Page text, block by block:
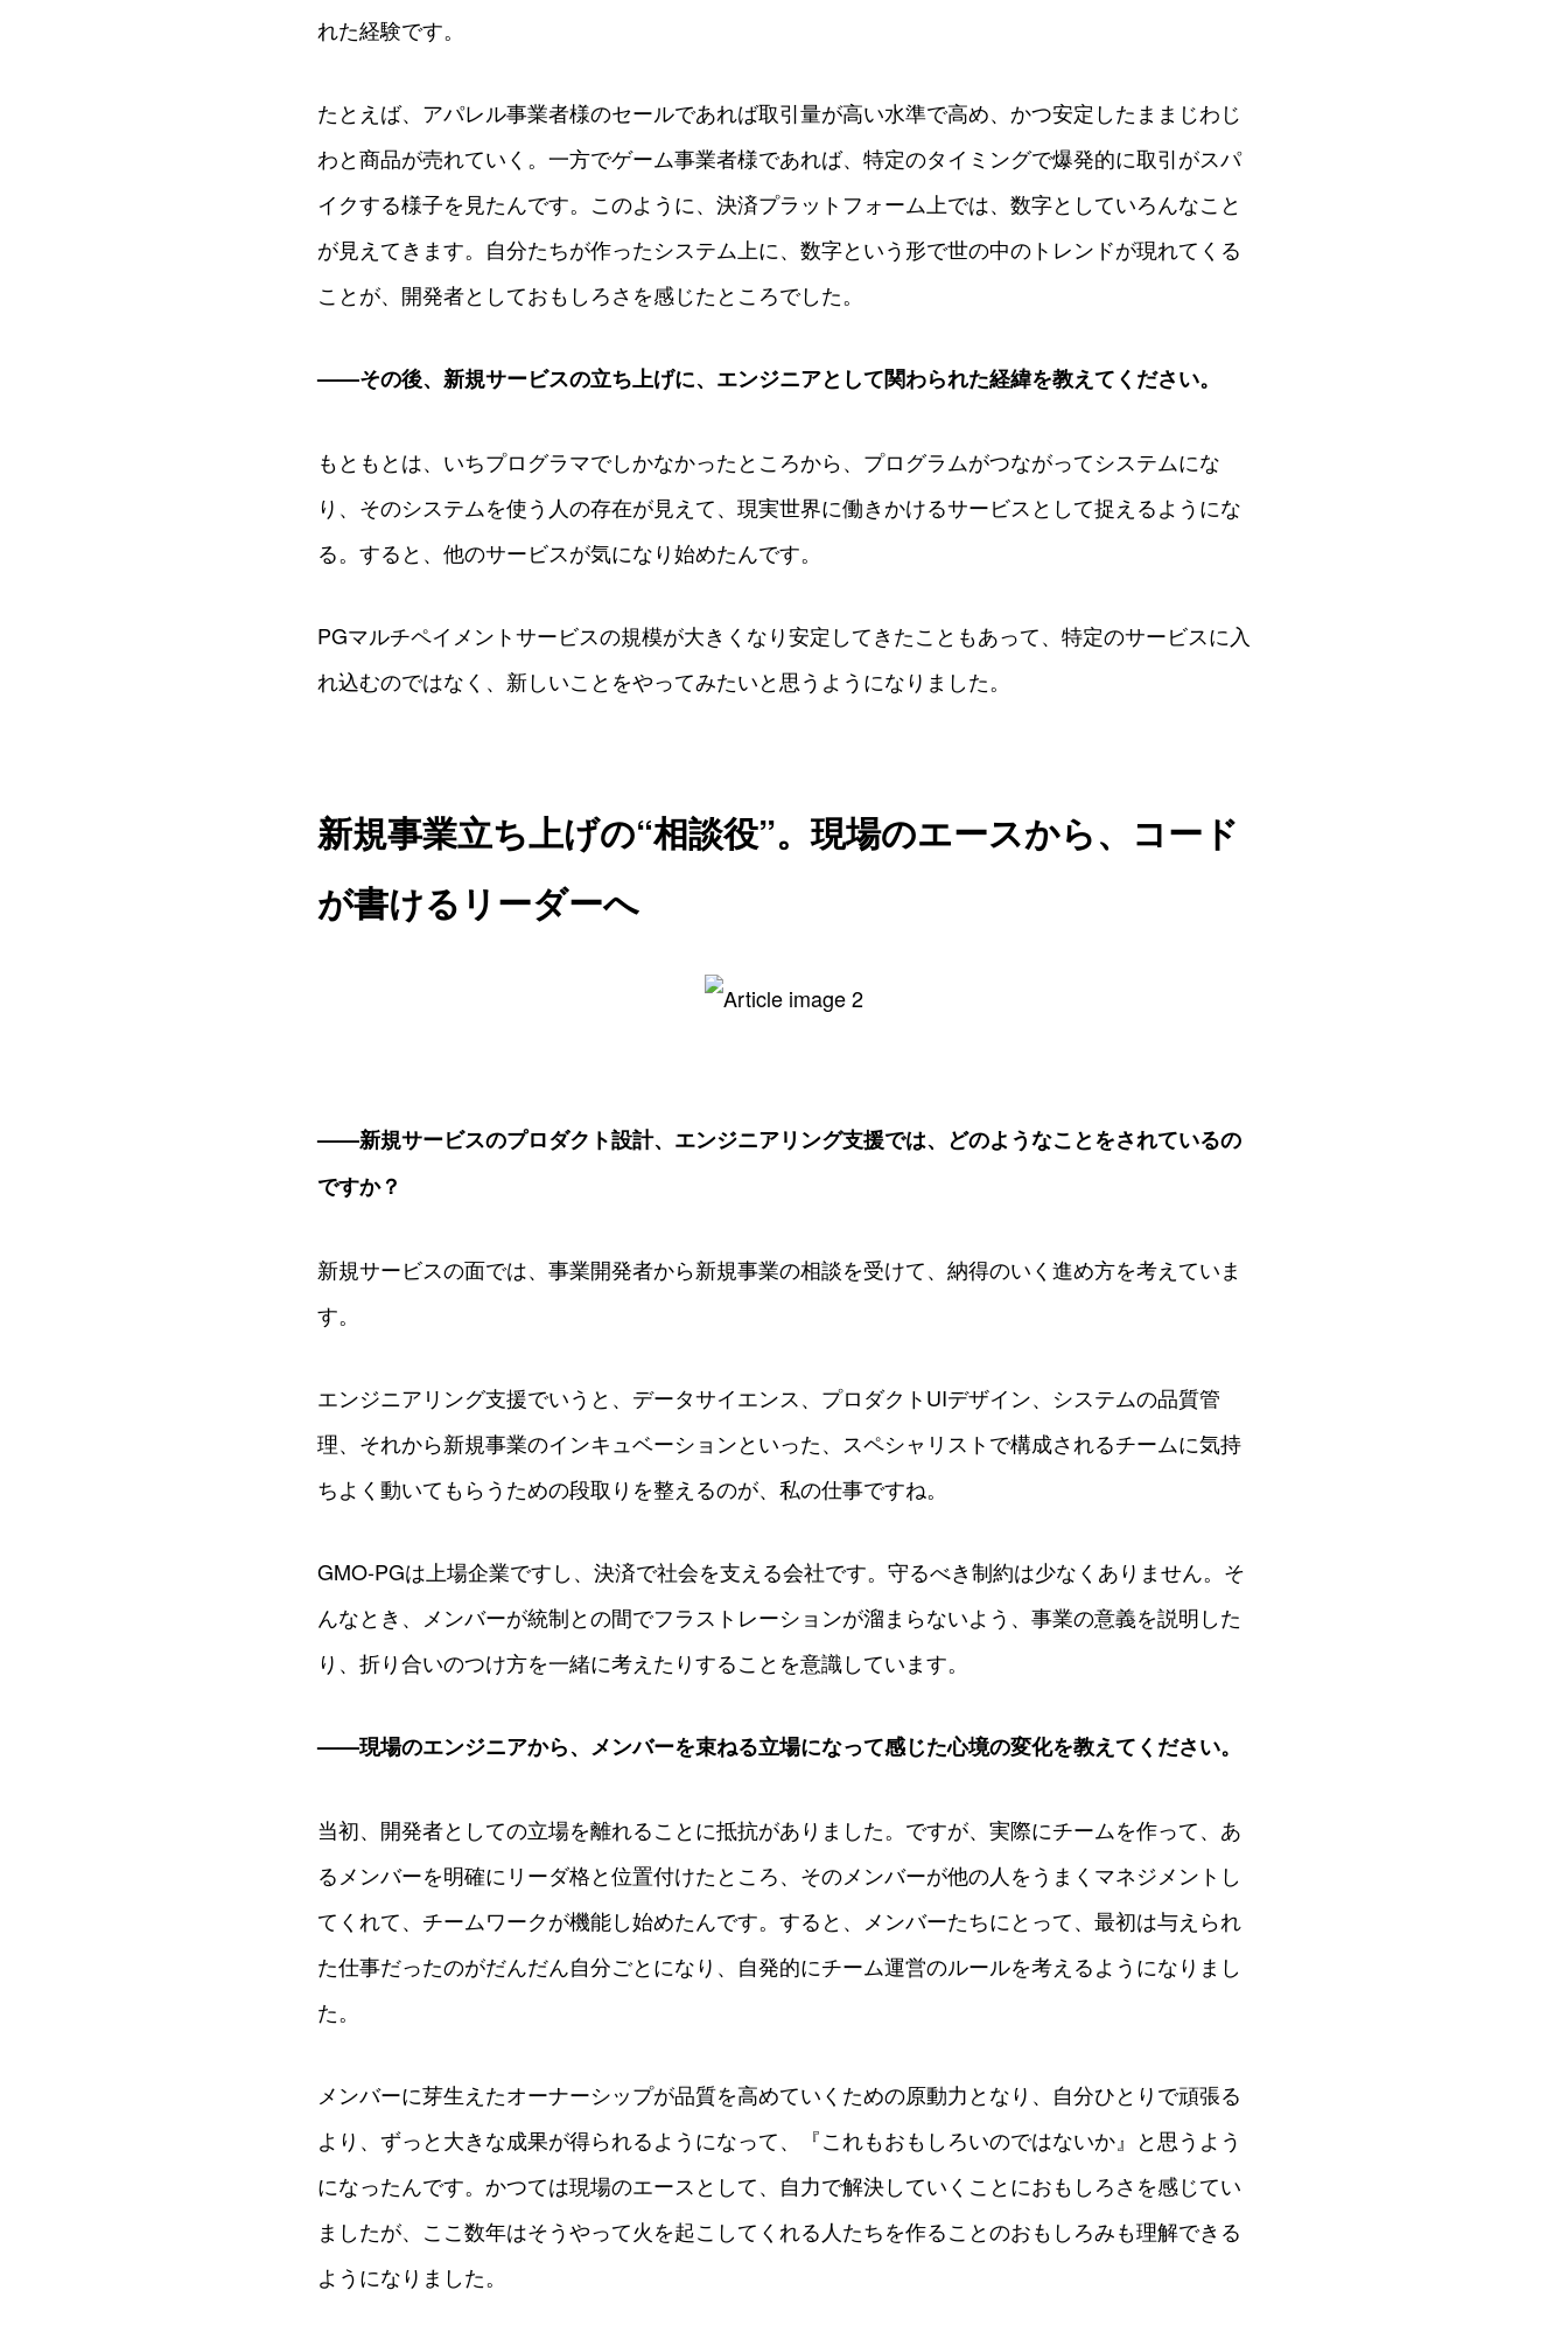
れた経験です。
たとえば、アパレル事業者様のセールであれば取引量が高い水準で高め、かつ安定したままじわじ
わと商品が売れていく。一方でゲーム事業者様であれば、特定のタイミングで爆発的に取引がスパ
イクする様子を見たんです。このように、決済プラットフォーム上では、数字としていろんなこと
が見えてきます。自分たちが作ったシステム上に、数字という形で世の中のトレンドが現れてくる
ことが、開発者としておもしろさを感じたところでした。
——その後、新規サービスの立ち上げに、エンジニアとして関わられた経緯を教えてください。
もともとは、いちプログラマでしかなかったところから、プログラムがつながってシステムにな
り、そのシステムを使う人の存在が見えて、現実世界に働きかけるサービスとして捉えるようにな
る。すると、他のサービスが気になり始めたんです。
PGマルチペイメントサービスの規模が大きくなり安定してきたこともあって、特定のサービスに入
れ込むのではなく、新しいことをやってみたいと思うようになりました。
新規事業立ち上げの“相談役”。現場のエースから、コード
が書けるリーダーへ
——新規サービスのプロダクト設計、エンジニアリング支援では、どのようなことをされているの
ですか？
新規サービスの面では、事業開発者から新規事業の相談を受けて、納得のいく進め方を考えていま
す。
エンジニアリング支援でいうと、データサイエンス、プロダクトUIデザイン、システムの品質管
理、それから新規事業のインキュベーションといった、スペシャリストで構成されるチームに気持
ちよく動いてもらうための段取りを整えるのが、私の仕事ですね。
GMO-PGは上場企業ですし、決済で社会を支える会社です。守るべき制約は少なくありません。そ
んなとき、メンバーが統制との間でフラストレーションが溜まらないよう、事業の意義を説明した
り、折り合いのつけ方を一緒に考えたりすることを意識しています。
——現場のエンジニアから、メンバーを束ねる立場になって感じた心境の変化を教えてください。
当初、開発者としての立場を離れることに抵抗がありました。ですが、実際にチームを作って、あ
るメンバーを明確にリーダ格と位置付けたところ、そのメンバーが他の人をうまくマネジメントし
てくれて、チームワークが機能し始めたんです。すると、メンバーたちにとって、最初は与えられ
た仕事だったのがだんだん自分ごとになり、自発的にチーム運営のルールを考えるようになりまし
た。
メンバーに芽生えたオーナーシップが品質を高めていくための原動力となり、自分ひとりで頑張る
より、ずっと大きな成果が得られるようになって、『これもおもしろいのではないか』と思うよう
になったんです。かつては現場のエースとして、自力で解決していくことにおもしろさを感じてい
ましたが、ここ数年はそうやって火を起こしてくれる人たちを作ることのおもしろみも理解できる
ようになりました。